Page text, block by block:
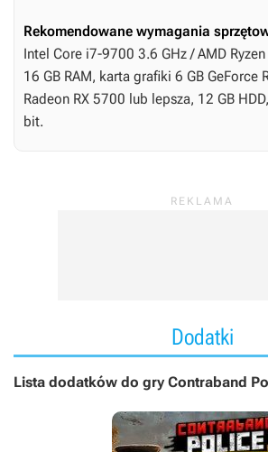
Rekomendowane wymagania
Intel Core i7-9700 3.6 GHz / AMD
16 GB RAM, karta grafiki 6 GB GeForce
Radeon RX 5700 lub lepsza, 12 GB
bit.
Dodatki
Lista dodatków do gry Contraband